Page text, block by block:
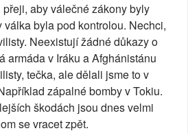
aby válečné zákony byly
válka byla pod kontrolou. Nechci,
Neexistují žádné důkazy o
armáda v Iráku a Afghánistánu
tečka, ale dělali jsme to v
zápalné bomby v Tokiu.
škodách jsou dnes velmi
se vracet zpět.